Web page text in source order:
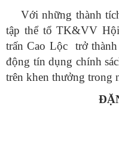
Với những thành
tập thể tổ TK&VV
trấn Cao Lộc trở
động tín dụng chính
trên khen thưởng trong